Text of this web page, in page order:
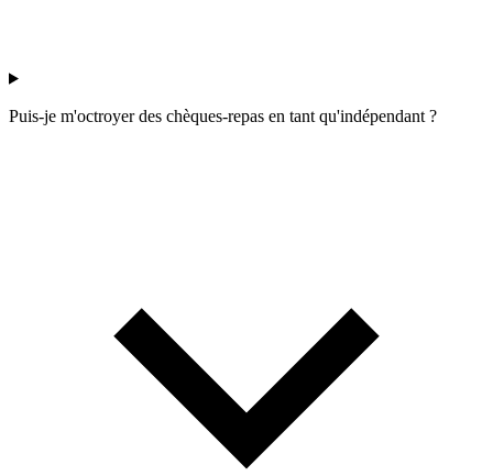
Puis-je m'octroyer des chèques-repas en tant qu'indépendant ?